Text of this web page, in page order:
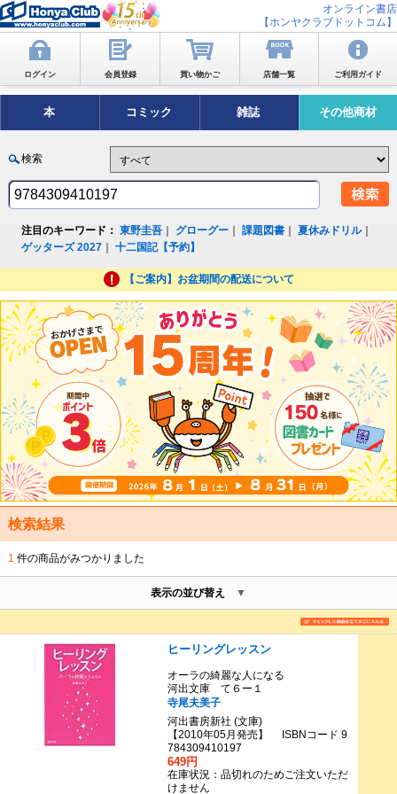
オンライン書店
【ホンヤクラブドットコム】
ログイン 会員登録 買い物かご 店舗一覧 ご利用ガイド
本 コミック 雑誌 その他商材
検索
注目のキーワード： 東野圭吾 グローグー ｜課題図書 ｜夏休みドリル｜
ゲッターズ 2027 ｜十二国記【予約】
【ご案内】お盆期間の配送について
検索結果
1 件の商品がみつかりました
表示の並び替え
ヒーリングレッスン
オーラの綺麗な人になる
河出文庫 て６ー１
寺尾夫美子
河出書房新社 (文庫)
【2010年05月発売】 ISBNコード 9
784309410197
649円
在庫状況：品切れのためご注文いただ
けません